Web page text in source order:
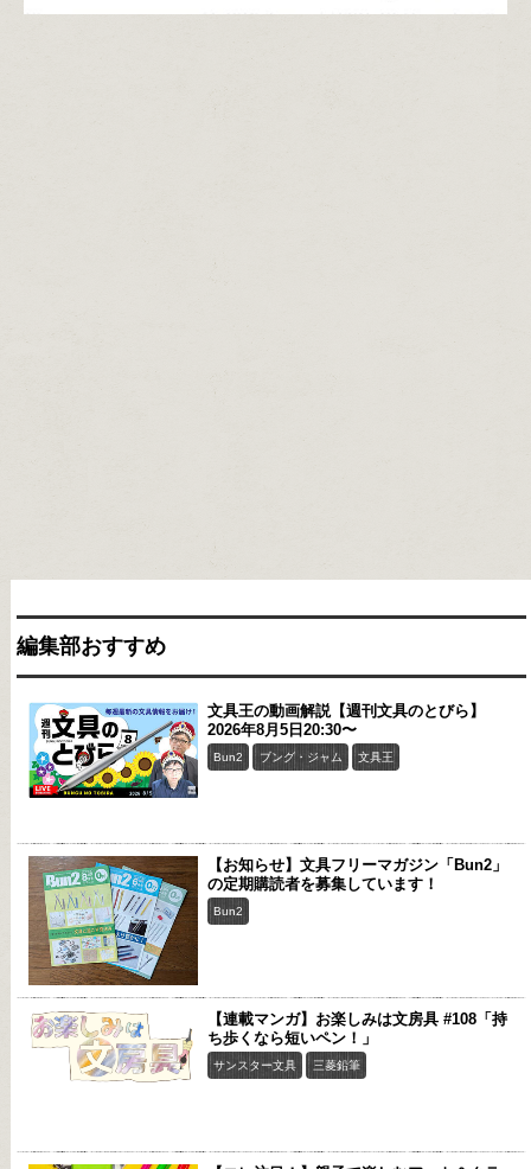
編集部おすすめ
文具王の動画解説【週刊文具のとびら】
2026年8月5日20:30〜
Bun2 ブング・ジャム 文具王
【お知らせ】文具フリーマガジン「Bun2」
の定期購読者を募集しています！
Bun2
【連載マンガ】お楽しみは文房具 #108「持
ち歩くなら短いペン！」
サンスター文具 三菱鉛筆